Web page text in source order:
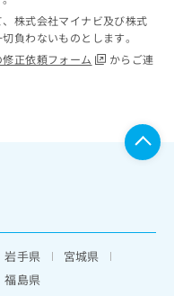
株式会社マイナビ及び株式
負わないものとします。
正依頼フォーム
からご連
岩手県
宮城県
福島県